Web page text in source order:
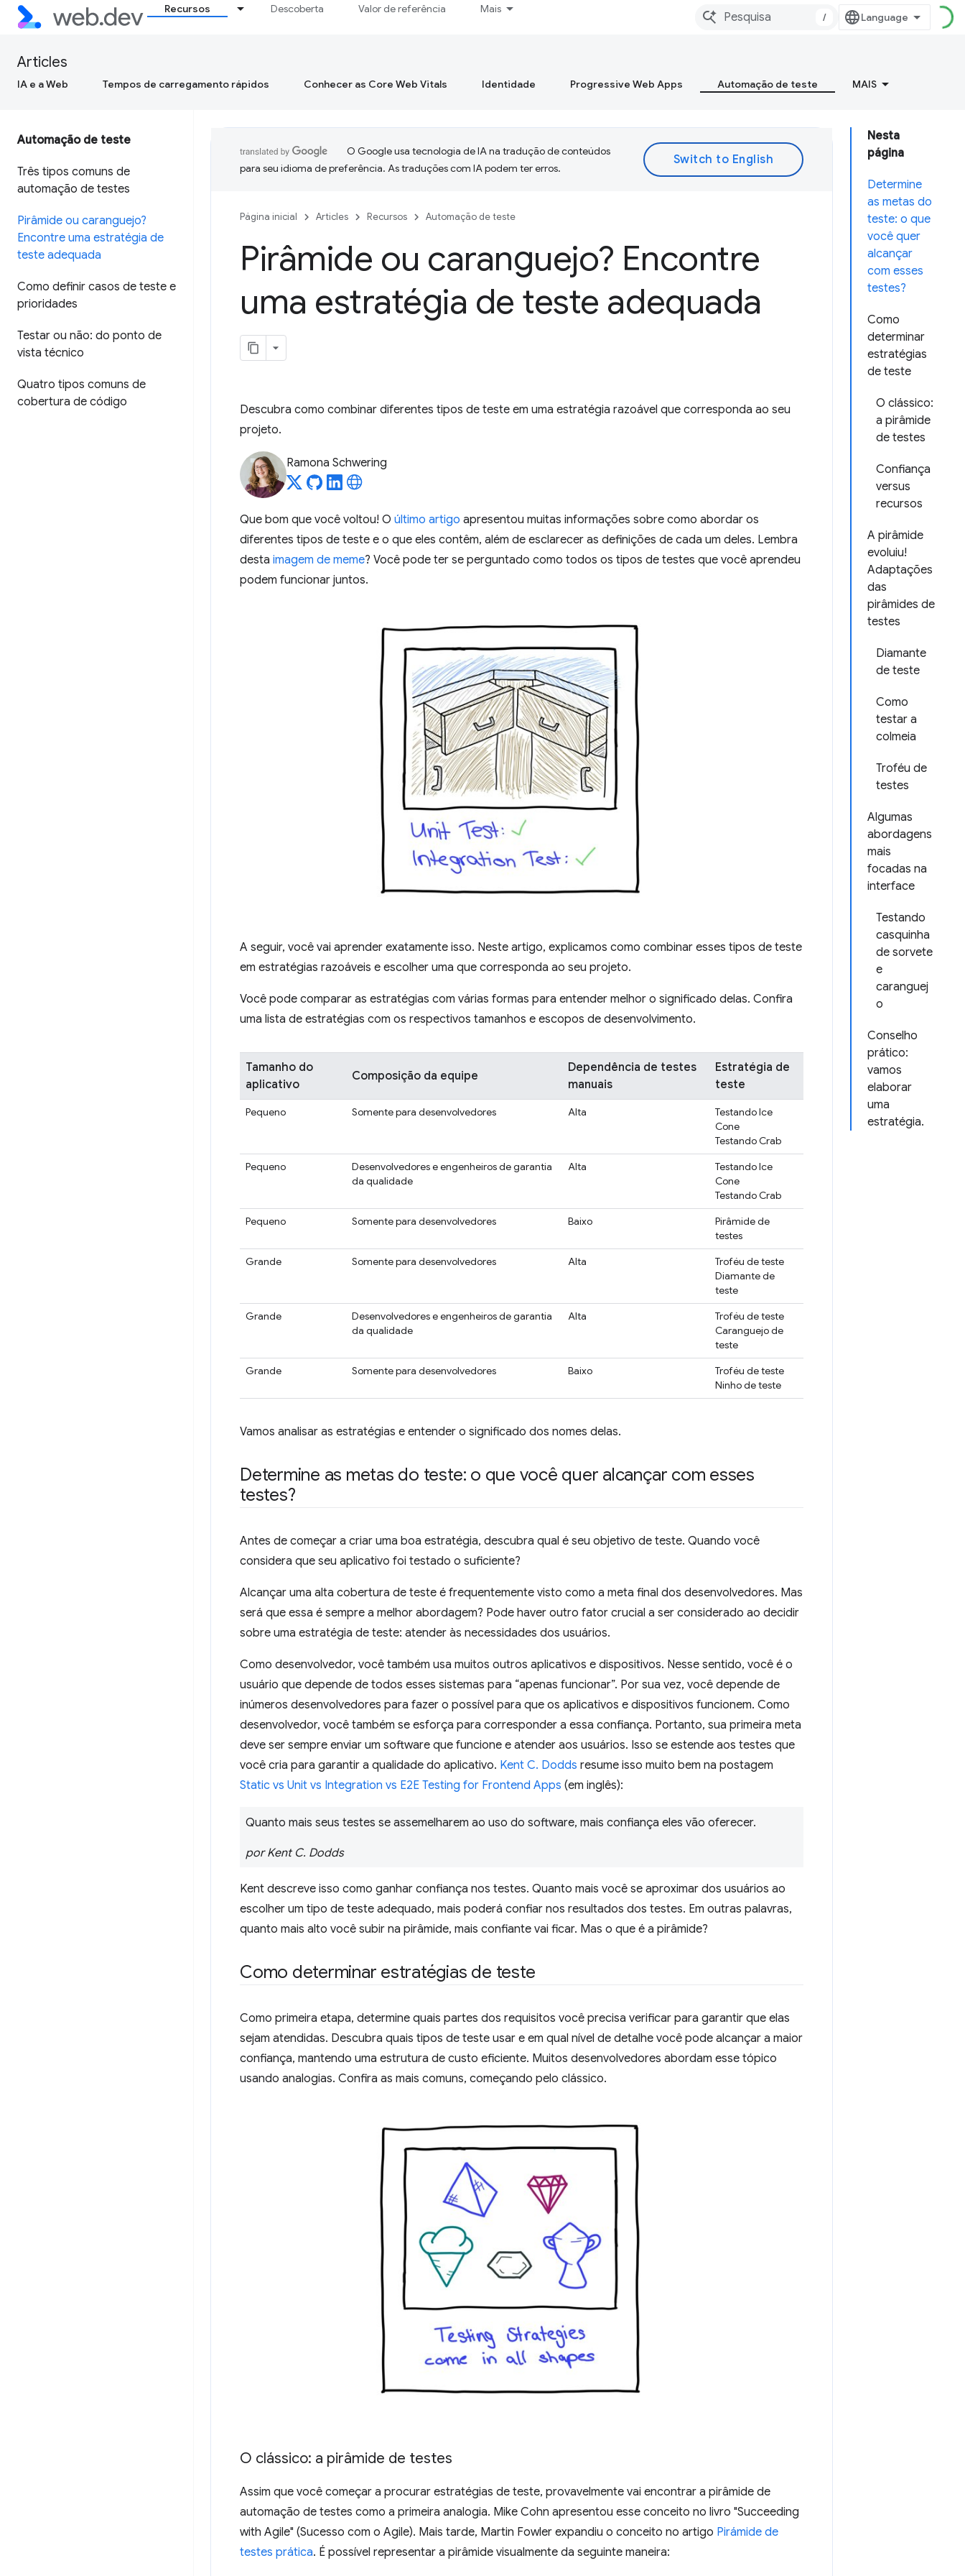
Recursos Descoberta Valor de referência Mais
/
Articles
IA e a Web Tempos de carregamento rápidos Conhecer as Core Web Vitals Identidade Progressive Web Apps Automação de teste MAIS
Automação de teste
Três tipos comuns de
automação de testes
Pirâmide ou caranguejo?
Encontre uma estratégia de
teste adequada
Como definir casos de teste e
prioridades
Testar ou não: do ponto de
vista técnico
Quatro tipos comuns de
cobertura de código
Nesta
página
Determine
as metas do
teste: o que
você quer
alcançar
com esses
testes?
Como
determinar
estratégias
de teste
O clássico:
a pirâmide
de testes
Confiança
versus
recursos
A pirâmide
evoluiu!
Adaptações
das
pirâmides de
testes
Diamante
de teste
Como
testar a
colmeia
Troféu de
testes
Algumas
abordagens
mais
focadas na
interface
Testando
casquinha
de sorvete
e
caranguej
o
Conselho
prático:
vamos
elaborar
uma
estratégia.
O Google usa tecnologia de IA na tradução de conteúdos
para seu idioma de preferência. As traduções com IA podem ter erros.
Página inicial Articles Recursos Automação de teste
Pirâmide ou caranguejo? Encontre
uma estratégia de teste adequada
Descubra como combinar diferentes tipos de teste em uma estratégia razoável que corresponda ao seu
projeto.
Ramona Schwering
Que bom que você voltou! O último artigo apresentou muitas informações sobre como abordar os
diferentes tipos de teste e o que eles contêm, além de esclarecer as definições de cada um deles. Lembra
desta imagem de meme? Você pode ter se perguntado como todos os tipos de testes que você aprendeu
podem funcionar juntos.
A seguir, você vai aprender exatamente isso. Neste artigo, explicamos como combinar esses tipos de teste
em estratégias razoáveis e escolher uma que corresponda ao seu projeto.
Você pode comparar as estratégias com várias formas para entender melhor o significado delas. Confira
uma lista de estratégias com os respectivos tamanhos e escopos de desenvolvimento.
Tamanho do
aplicativo
Composição da equipe
Dependência de testes
manuais
Estratégia de
teste
Pequeno Somente para desenvolvedores Alta
Testando Ice
Cone
Testando Crab
Pequeno
Desenvolvedores e engenheiros de garantia
da qualidade
Alta
Testando Ice
Cone
Testando Crab
Pequeno
Somente para desenvolvedores Baixo
Pirâmide de
testes
Grande
Somente para desenvolvedores Alta
Troféu de teste
Diamante de
teste
Grande
Desenvolvedores e engenheiros de garantia
da qualidade
Alta
Troféu de teste
Caranguejo de
teste
Grande
Somente para desenvolvedores Baixo
Troféu de teste
Ninho de teste
Vamos analisar as estratégias e entender o significado dos nomes delas.
Determine as metas do teste: o que você quer alcançar com esses
testes?
Antes de começar a criar uma boa estratégia, descubra qual é seu objetivo de teste. Quando você
considera que seu aplicativo foi testado o suficiente?
Alcançar uma alta cobertura de teste é frequentemente visto como a meta final dos desenvolvedores. Mas
será que essa é sempre a melhor abordagem? Pode haver outro fator crucial a ser considerado ao decidir
sobre uma estratégia de teste: atender às necessidades dos usuários.
Como desenvolvedor, você também usa muitos outros aplicativos e dispositivos. Nesse sentido, você é o
usuário que depende de todos esses sistemas para “apenas funcionar”. Por sua vez, você depende de
inúmeros desenvolvedores para fazer o possível para que os aplicativos e dispositivos funcionem. Como
desenvolvedor, você também se esforça para corresponder a essa confiança. Portanto, sua primeira meta
deve ser sempre enviar um software que funcione e atender aos usuários. Isso se estende aos testes que
você cria para garantir a qualidade do aplicativo. Kent C. Dodds resume isso muito bem na postagem
Static vs Unit vs Integration vs E2E Testing for Frontend Apps (em inglês):
Quanto mais seus testes se assemelharem ao uso do software, mais confiança eles vão oferecer.
por Kent C. Dodds
Kent descreve isso como ganhar confiança nos testes. Quanto mais você se aproximar dos usuários ao
escolher um tipo de teste adequado, mais poderá confiar nos resultados dos testes. Em outras palavras,
quanto mais alto você subir na pirâmide, mais confiante vai ficar. Mas o que é a pirâmide?
Como determinar estratégias de teste
Como primeira etapa, determine quais partes dos requisitos você precisa verificar para garantir que elas
sejam atendidas. Descubra quais tipos de teste usar e em qual nível de detalhe você pode alcançar a maior
confiança, mantendo uma estrutura de custo eficiente. Muitos desenvolvedores abordam esse tópico
usando analogias. Confira as mais comuns, começando pelo clássico.
O clássico: a pirâmide de testes
Assim que você começar a procurar estratégias de teste, provavelmente vai encontrar a pirâmide de
automação de testes como a primeira analogia. Mike Cohn apresentou esse conceito no livro "Succeeding
with Agile" (Sucesso com o Agile). Mais tarde, Martin Fowler expandiu o conceito no artigo Pirámide de
testes prática. É possível representar a pirâmide visualmente da seguinte maneira: